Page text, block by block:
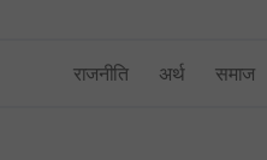
राजनीति अर्थ समाज